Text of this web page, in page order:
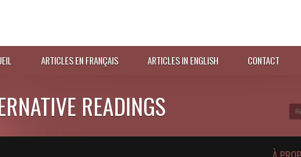
ARTICLES EN FRANÇAIS ARTICLES IN ENGLISH CONTACT
READINGS